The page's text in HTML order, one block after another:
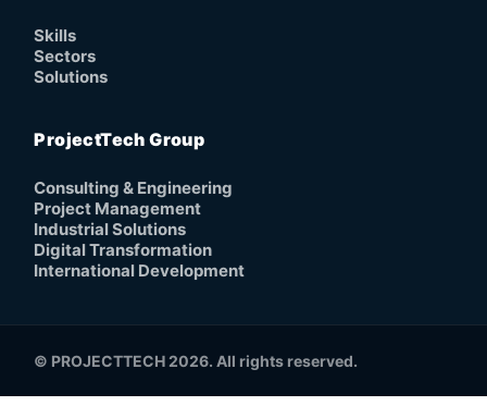
Skills
Sectors
Solutions
ProjectTech Group
Consulting & Engineering
Project Management
Industrial Solutions
Digital Transformation
International Development
© PROJECTTECH 2026. All rights reserved.